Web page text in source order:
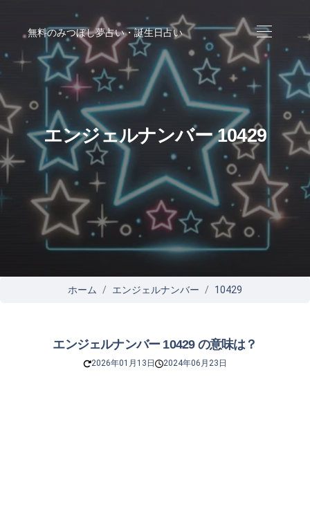
無料のみつぼし夢占い・誕生日占い
エンジェルナンバー 10429
ホーム エンジェルナンバー 10429
エンジェルナンバー 10429 の意味は？
2026年01月13日 2024年06月23日